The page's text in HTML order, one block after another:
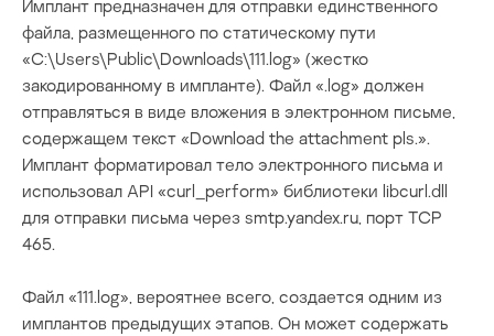
Имплант предназначен для отправки единственного
файла, размещенного по статическому пути
«C:\Users\Public\Downloads\111.log» (жестко
закодированному в импланте). Файл «.log» должен
отправляться в виде вложения в электронном письме,
содержащем текст «Download the attachment pls.».
Имплант форматировал тело электронного письма и
использовал API «curl_perform» библиотеки libcurl.dll
для отправки письма через smtp.yandex.ru, порт TCP
465.
Файл «111.log», вероятнее всего, создается одним из
имплантов предыдущих этапов. Он может содержать